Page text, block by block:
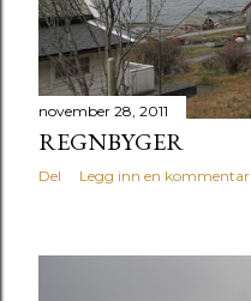
november 28, 2011
REGNBYGER
Del Legg inn en kommentar